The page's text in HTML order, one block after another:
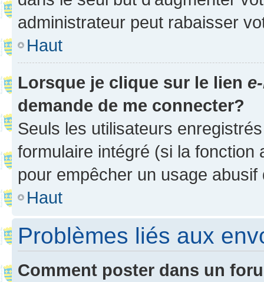
administrateur peut rabaisser
Haut
Lorsque je clique sur le lien
demande de me connecter?
Seuls les utilisateurs
formulaire intégré (si la fonction
pour empêcher un usage
Haut
Problèmes liés aux
Comment poster dans un